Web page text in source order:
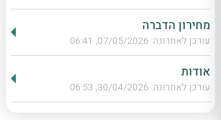
מחירון הדברה
עודכן לאחרונה: 07/05/2026, 06:41
אודות
עודכן לאחרונה: 30/04/2026, 06:53